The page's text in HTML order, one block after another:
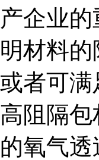
企业
材料
者可
阻隔
氧气